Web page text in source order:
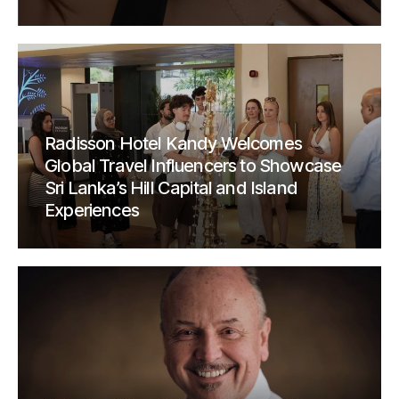
Radisson Hotel Kandy Welcomes
Global Travel Influencers to Showcase
Sri Lanka’s Hill Capital and Island
Experiences